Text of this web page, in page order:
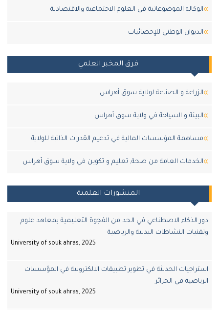
الوكالة الموضوعاتية في العلوم الاجتماعية والاقتصادية
الديوان الوطني للإحصائيات
فرق المخبر العلمي
الزراعة و الصناعة لولاية سوق أهراس
البيئة و السياحة في ولاية سوق أهراس
مساهمة المؤسسات المالية في تدعيم القدرات الذاتية للولاية
الخدمات العامة من صحة, تعليم و تكوين في ولاية سوق أهراس
المنشورات العلمية
دور الذكاء الاصطناعي في الحد من الفجوة التعليمية بمعاهد علوم
وتقنيات النشاطات البدنية والرياضية
University of souk ahras, 2025
استراجيات الحديثة في تطوير تطبيقات الالكترونية في المؤسسات
الرياضية في الجزائر
University of souk ahras, 2025